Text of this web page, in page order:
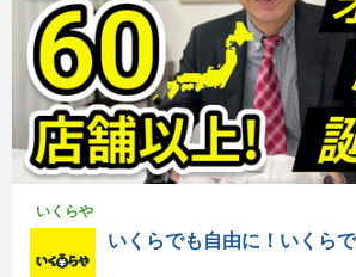
いくらや
いくらでも自由に！いくら